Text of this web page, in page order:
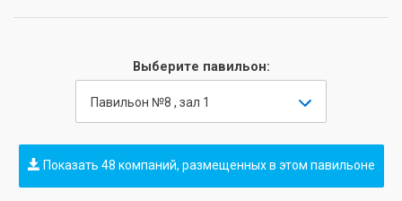
Выберите павильон:
Павильон №8 , зал 1
Показать 48 компаний, размещенных в этом павильоне